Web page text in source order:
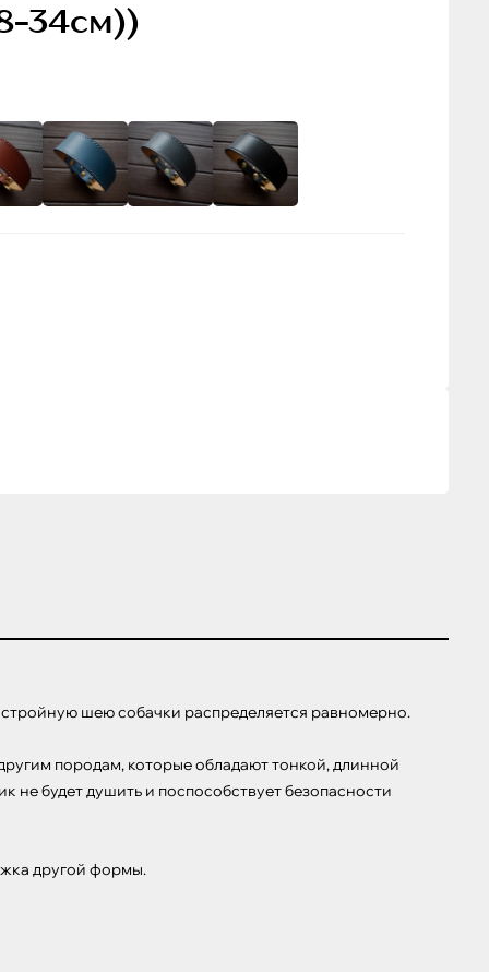
34см))
шею собачки распределяется равномерно.
породам, которые обладают тонкой, длинной
не будет душить и поспособствует безопасности
другой формы.